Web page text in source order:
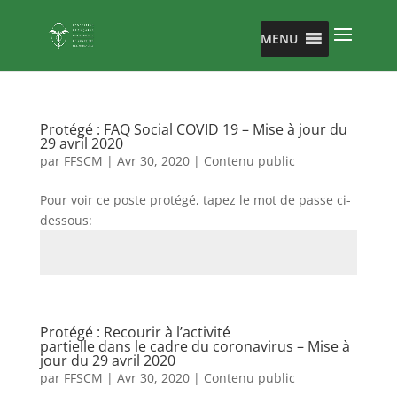
MENU
Protégé : FAQ Social COVID 19 – Mise à jour du
29 avril 2020
par FFSCM | Avr 30, 2020| Contenu public
Pour voir ce poste protégé, tapez le mot de passe ci-
dessous:
Protégé : Recourir à l’activité
partielle dans le cadre du coronavirus – Mise à
jour du 29 avril 2020
par FFSCM | Avr 30, 2020| Contenu public